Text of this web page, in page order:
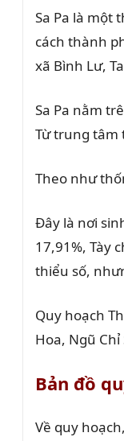
Sa Pa là một
cách thành
xã Bình Lư,
Sa Pa nằm
Từ trung tâm
Theo như
Đây là nơi
17,91%, Tày
thiểu số,
Quy hoạch
Hoa, Ngũ Chỉ
Bản đồ
Về quy